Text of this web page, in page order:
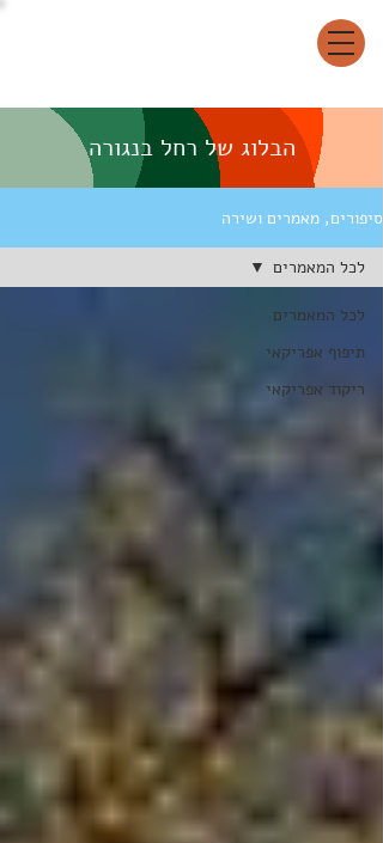
הבלוג של רחל בנגורה
סיפורים, מאמרים ושירה
לכל המאמרים
תיפוף אפריקאי
ריקוד אפריקאי
לכל המאמרים